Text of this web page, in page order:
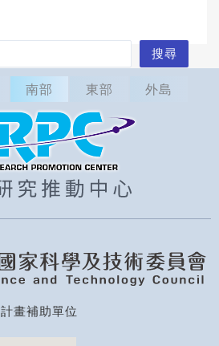
搜尋
南部 東部 外島
計畫補助單位